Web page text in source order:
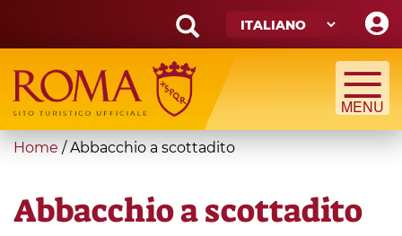
main
content
Search
form
Cerca
You
here
Home /Abbacchio a scottadito
Abbacchio a scottadito